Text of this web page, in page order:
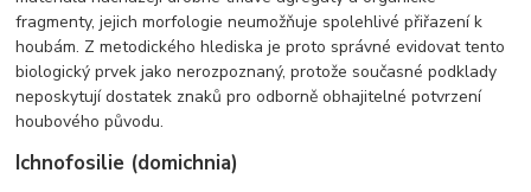
fragmenty, jejich morfologie neumožňuje spolehlivé přiřazení k
houbám. Z metodického hlediska je proto správné evidovat tento
biologický prvek jako nerozpoznaný, protože současné podklady
neposkytují dostatek znaků pro odborně obhajitelné potvrzení
houbového původu.
Ichnofosilie (domichnia)